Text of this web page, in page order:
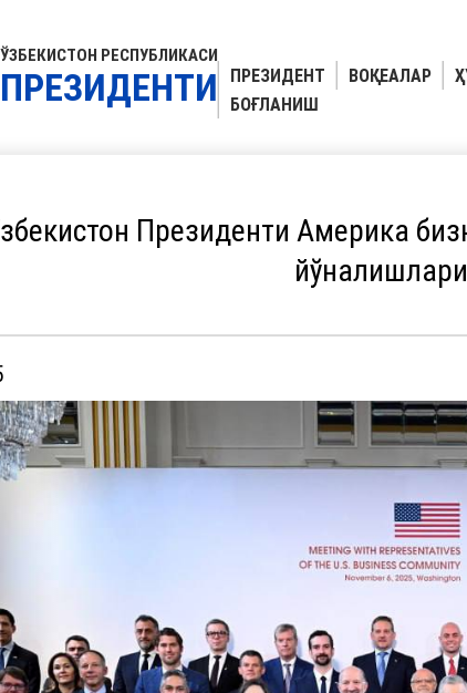
ЎЗБЕКИСТОН РЕСПУБЛИКАСИ
ПРЕЗИДЕНТИ ПРЕЗИДЕНТ ВОҚЕАЛАР
БОҒЛАНИШ
Президенти Америка